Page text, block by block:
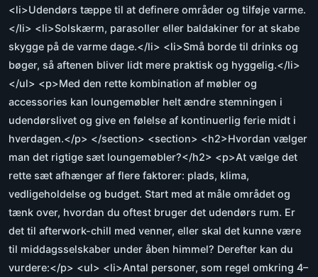
<li>Udendørs tæppe til at definere områder og tilføje varme.
</li> <li>Solskærm, parasoller eller baldakiner for at skabe
skygge på de varme dage.</li> <li>Små borde til drinks og
bøger, så aftenen bliver lidt mere praktisk og hyggelig.</li>
</ul> <p>Med den rette kombination af møbler og
accessories kan loungemøbler helt ændre stemningen i
udendørslivet og give en følelse af kontinuerlig ferie midt i
hverdagen.</p> </section> <section> <h2>Hvordan vælger
man det rigtige sæt loungemøbler?</h2> <p>At vælge det
rette sæt afhænger af flere faktorer: plads, klima,
vedligeholdelse og budget. Start med at måle området og
tænk over, hvordan du oftest bruger det udendørs rum. Er
det til afterwork-chill med venner, eller skal det kunne være
til middagsselskaber under åben himmel? Derefter kan du
vurdere:</p> <ul> <li>Antal personer, som regel omkring 4–